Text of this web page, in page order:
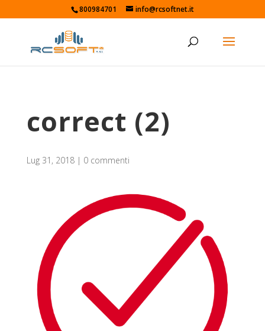
800984701 info@rcsoftnet.it
correct (2)
Lug 31, 2018| 0 commenti